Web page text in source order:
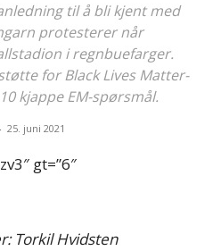
til å bli kjent med
protesterer når
i regnbuefarger.
for Black Lives Matter-
kjappe EM-spørsmål.
25. juni 2021
gt=”6″
Torkil Hvidsten